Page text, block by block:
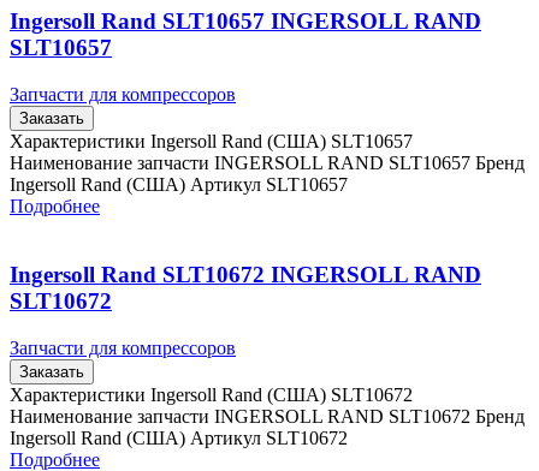
Ingersoll Rand SLT10657 INGERSOLL RAND
SLT10657
Запчасти для компрессоров
Заказать
Характеристики Ingersoll Rand (США) SLT10657
Наименование запчасти INGERSOLL RAND SLT10657 Бренд
Ingersoll Rand (США) Артикул SLT10657
Подробнее
Ingersoll Rand SLT10672 INGERSOLL RAND
SLT10672
Запчасти для компрессоров
Заказать
Характеристики Ingersoll Rand (США) SLT10672
Наименование запчасти INGERSOLL RAND SLT10672 Бренд
Ingersoll Rand (США) Артикул SLT10672
Подробнее